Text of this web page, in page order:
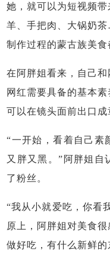
她，就可以为短视频
羊、手把肉、大锅奶
制作过程的蒙古族美食
在阿胖姐看来，自己
网红需要具备的基本
可以在镜头面前出口成
“一开始，看着自己素
又胖又黑。”阿胖姐自
了粉丝。
“我从小就爱吃，你看
原上，阿胖姐对美食
做好吃，有什么新鲜的